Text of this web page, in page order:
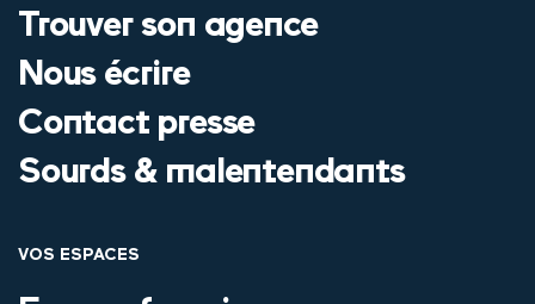
Trouver son agence
Nous écrire
Contact presse
Sourds & malentendants
VOS ESPACES